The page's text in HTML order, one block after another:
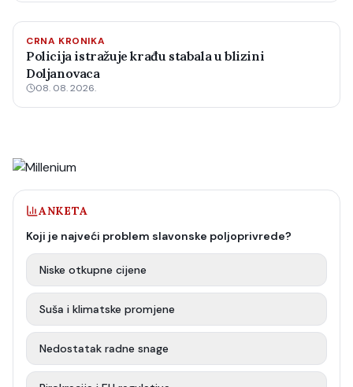
CRNA KRONIKA
Policija istražuje krađu stabala u blizini
Doljanovaca
08. 08. 2026.
ANKETA
Koji je najveći problem slavonske poljoprivrede?
Niske otkupne cijene
Suša i klimatske promjene
Nedostatak radne snage